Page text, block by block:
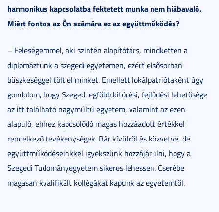
harmonikus kapcsolatba fektetett munka nem hiábavaló.
Miért fontos az Ön számára ez az együttműködés?
– Feleségemmel, aki szintén alapítótárs, mindketten a
diplomáztunk a szegedi egyetemen, ezért elsősorban
büszkeséggel tölt el minket. Emellett lokálpatriótaként úgy
gondolom, hogy Szeged legfőbb kitörési, fejlődési lehetősége
az itt található nagymúltú egyetem, valamint az ezen
alapuló, ehhez kapcsolódó magas hozzáadott értékkel
rendelkező tevékenységek. Bár kívülről és közvetve, de
együttműködéseinkkel igyekszünk hozzájárulni, hogy a
Szegedi Tudományegyetem sikeres lehessen. Cserébe
magasan kvalifikált kollégákat kapunk az egyetemtől.